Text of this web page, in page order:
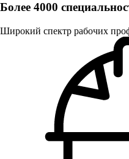
Более 4000
Широкий спектр рабочих